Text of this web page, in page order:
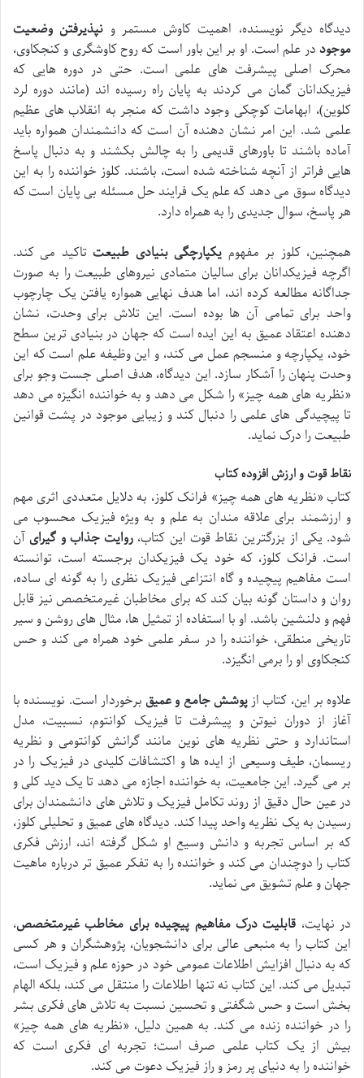
دیدگاه دیگر نویسنده، اهمیت کاوش مستمر و نپذیرفتن وضعیت
موجوددر علم است. او بر این باور است که روح کاوشگری و کنجکاوی،
محرک اصلی پیشرفت های علمی است. حتی در دوره هایی که
فیزیکدانان گمان می کردند به پایان راه رسیده اند (مانند دوره لرد
کلوین)، ابهامات کوچکی وجود داشت که منجر به انقلاب های عظیم
علمی شد. این امر نشان دهنده آن است که دانشمندان همواره باید
آماده باشند تا باورهای قدیمی را به چالش بکشند و به دنبال پاسخ
هایی فراتر از آنچه شناخته شده است، باشند. کلوز خواننده را به این
دیدگاه سوق می دهد که علم یک فرایند حل مسئله بی پایان است که
هر پاسخ، سوال جدیدی را به همراه دارد.
همچنین، کلوز بر مفهوم یکپارچگی بنیادی طبیعتتاکید می کند.
اگرچه فیزیکدانان برای سالیان متمادی نیروهای طبیعت را به صورت
جداگانه مطالعه کرده اند، اما هدف نهایی همواره یافتن یک چارچوب
واحد برای تمامی آن ها بوده است. این تلاش برای وحدت، نشان
دهنده اعتقاد عمیق به این ایده است که جهان در بنیادی ترین سطح
خود، یکپارچه و منسجم عمل می کند، و این وظیفه علم است که این
وحدت پنهان را آشکار سازد. این دیدگاه، هدف اصلی جست وجو برای
«نظریه های همه چیز» را شکل می دهد و به خواننده انگیزه می دهد
تا پیچیدگی های علمی را دنبال کند و زیبایی موجود در پشت قوانین
طبیعت را درک نماید.
نقاط قوت و ارزش افزوده کتاب
کتاب «نظریه های همه چیز» فرانک کلوز، به دلایل متعددی اثری مهم
و ارزشمند برای علاقه مندان به علم و به ویژه فیزیک محسوب می
شود. یکی از بزرگترین نقاط قوت این کتاب، روایت جذاب و گیرایآن
است. فرانک کلوز، که خود یک فیزیکدان برجسته است، توانسته
است مفاهیم پیچیده و گاه انتزاعی فیزیک نظری را به گونه ای ساده،
روان و داستان گونه بیان کند که برای مخاطبان غیرمتخصص نیز قابل
فهم و دلنشین باشد. او با استفاده از تمثیل ها، مثال های روشن و سیر
تاریخی منطقی، خواننده را در سفر علمی خود همراه می کند و حس
کنجکاوی او را برمی انگیزد.
علاوه بر این، کتاب ازپوشش جامع و عمیقبرخوردار است. نویسنده با
آغاز از دوران نیوتن و پیشرفت تا فیزیک کوانتوم، نسبیت، مدل
استاندارد و حتی نظریه های نوین مانند گرانش کوانتومی و نظریه
ریسمان، طیف وسیعی از ایده ها و اکتشافات کلیدی در فیزیک را در
بر می گیرد. این جامعیت، به خواننده اجازه می دهد تا یک دید کلی و
در عین حال دقیق از روند تکامل فیزیک و تلاش های دانشمندان برای
رسیدن به یک نظریه واحد پیدا کند. دیدگاه های عمیق و تحلیلی کلوز،
که بر اساس تجربه و دانش وسیع او شکل گرفته اند، ارزش فکری
کتاب را دوچندان می کند و خواننده را به تفکر عمیق تر درباره ماهیت
جهان و علم تشویق می نماید.
در نهایت، قابلیت درک مفاهیم پیچیده برای مخاطب غیرمتخصص،
این کتاب را به منبعی عالی برای دانشجویان، پژوهشگران و هر کسی
که به دنبال افزایش اطلاعات عمومی خود در حوزه علم و فیزیک است،
تبدیل می کند. این کتاب نه تنها اطلاعات را منتقل می کند، بلکه الهام
بخش است و حس شگفتی و تحسین نسبت به تلاش های فکری بشر
را در خواننده زنده می کند. به همین دلیل، «نظریه های همه چیز»
بیش از یک کتاب علمی صرف است؛ تجربه ای فکری است که
خواننده را به دنیای پر رمز و راز فیزیک دعوت می کند.